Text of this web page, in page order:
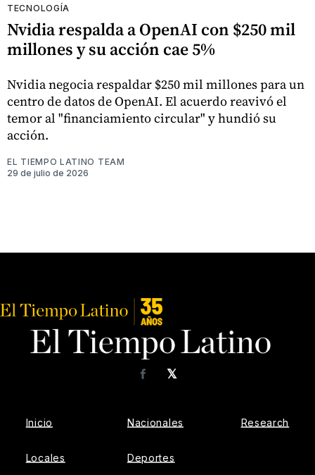
TECNOLOGÍA
Nvidia respalda a OpenAI con $250 mil
millones y su acción cae 5%
Nvidia negocia respaldar $250 mil millones para un
centro de datos de OpenAI. El acuerdo reavivó el
temor al "financiamiento circular" y hundió su
acción.
EL TIEMPO LATINO TEAM
29 de julio de 2026
𝕏
Facebook
Inicio
Locales
Nacionales
Deportes
Research